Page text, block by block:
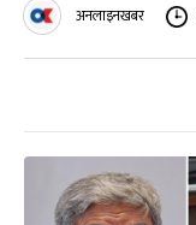
अनलाइनखबर